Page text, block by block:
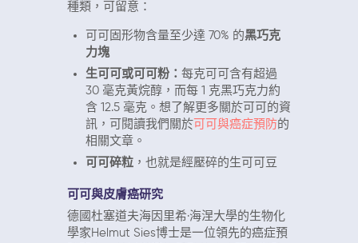
種類，可留意：
可可固形物含量至少達 70% 的黑巧克
力塊
生可可或可可粉： 每克可可含有超過
30 毫克黃烷醇，而每 1 克黑巧克力約
含 12.5 毫克。想了解更多關於可可的資
訊，可閱讀我們關於可可與癌症預防的
相關文章。
可可碎粒，也就是經壓碎的生可可豆
可可與皮膚癌研究
德國杜塞道夫海因里希·海涅大學的生物化
學家Helmut Sies博士是一位領先的癌症預